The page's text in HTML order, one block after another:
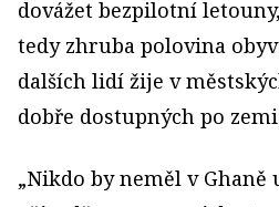
dovážet bezpilotní
tedy zhruba polovina
dalších lidí žije v
dobře dostupných po
„Nikdo by neměl v